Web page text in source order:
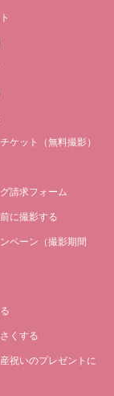
ケット（無料撮影）
請求フォーム
に撮影する
ペーン（撮影期間
くする
祝いのプレゼントに